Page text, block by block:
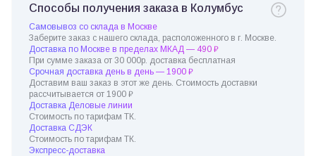
Способы получения заказа в Колумбус
Самовывоз со склада в Москве
Заберите заказ с нашего склада, расположенного в г. Москве.
Доставка по Москве в пределах МКАД — 490 ₽
При сумме заказа от 30 000р. доставка бесплатная
Срочная доставка день в день — 1900 ₽
Доставим ваш заказ в этот же день. Стоимость доставки
рассчитывается от 1900 ₽
Доставка Деловые линии
Стоимость по тарифам ТК.
Доставка СДЭК
Стоимость по тарифам ТК.
Экспресс-доставка